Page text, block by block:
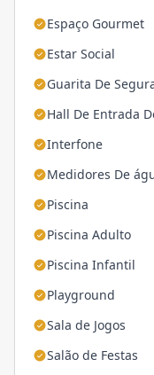
Espaço Gourmet
Estar Social
Guarita De
Hall De Entrada
Interfone
Medidores De
Piscina
Piscina Adulto
Piscina Infantil
Playground
Sala de Jogos
Salão de Festas